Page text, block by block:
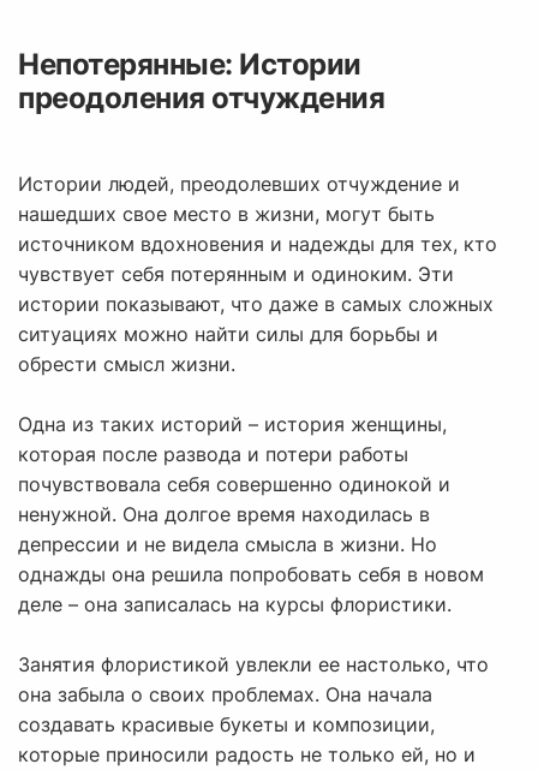
Непотерянные: Истории
преодоления отчуждения
Истории людей, преодолевших отчуждение и
нашедших свое место в жизни, могут быть
источником вдохновения и надежды для тех, кто
чувствует себя потерянным и одиноким. Эти
истории показывают, что даже в самых сложных
ситуациях можно найти силы для борьбы и
обрести смысл жизни.
Одна из таких историй – история женщины,
которая после развода и потери работы
почувствовала себя совершенно одинокой и
ненужной. Она долгое время находилась в
депрессии и не видела смысла в жизни. Но
однажды она решила попробовать себя в новом
деле – она записалась на курсы флористики.
Занятия флористикой увлекли ее настолько, что
она забыла о своих проблемах. Она начала
создавать красивые букеты и композиции,
которые приносили радость не только ей, но и